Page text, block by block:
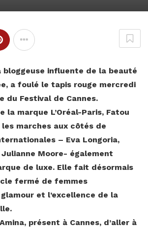
bloggeuse influente de la beauté
a foulé le tapis rouge mercredi
du Festival de Cannes.
la marque L’Oréal-Paris, Fatou
les marches aux côtés de
– Eva Longoria,
Moore- également
de luxe. Elle fait désormais
fermé de femmes
et l’excellence de la
présent à Cannes, d’aller à